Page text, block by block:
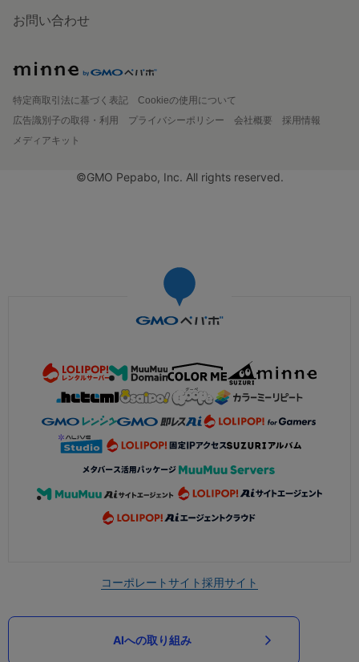
お問い合わせ
特定商取引法に基づく表記
Cookieの使用について
広告識別子の取得・利用
プライバシーポリシー 会社概要
採用情報
メディアキット
©GMO Pepabo, Inc. All rights reserved.
コーポレートサイト採用サイト
AIへの取り組み